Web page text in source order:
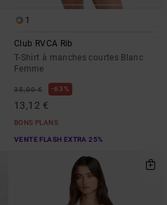
1
Club RVCA Rib
T-Shirt à manches courtes Blanc
Femme
35,00 € 63%
13,12 €
BONS PLANS
VENTE FLASH EXTRA 25%